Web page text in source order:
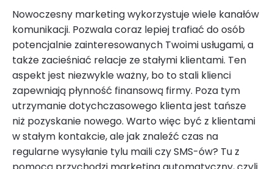
Nowoczesny marketing wykorzystuje wiele kanałów
komunikacji. Pozwala coraz lepiej trafiać do osób
potencjalnie zainteresowanych Twoimi usługami, a
także zacieśniać relacje ze stałymi klientami. Ten
aspekt jest niezwykle ważny, bo to stali klienci
zapewniają płynność finansową firmy. Poza tym
utrzymanie dotychczasowego klienta jest tańsze
niż pozyskanie nowego. Warto więc być z klientami
w stałym kontakcie, ale jak znaleźć czas na
regularne wysyłanie tylu maili czy SMS-ów? Tu z